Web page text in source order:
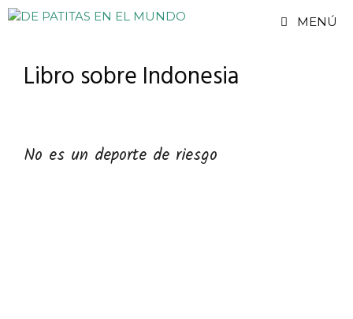
Saltar
MENÚ
Libro sobre Indonesia
No es un deporte de riesgo